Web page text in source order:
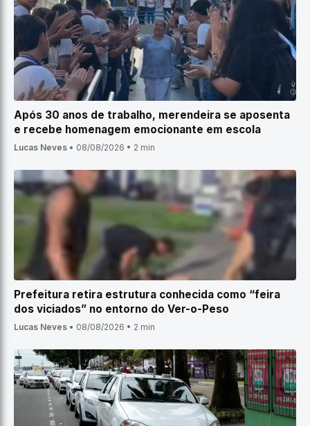
Após 30 anos de trabalho, merendeira se aposenta
e recebe homenagem emocionante em escola
Lucas Neves • 08/08/2026 • 2 min
Prefeitura retira estrutura conhecida como “feira
dos viciados” no entorno do Ver-o-Peso
Lucas Neves • 08/08/2026 • 2 min